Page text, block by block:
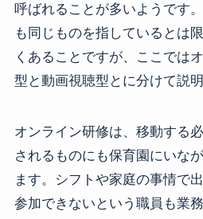
呼ばれることが多いようです
も同じものを指しているとは
くあることですが、ここでは
型と動画視聴型とに分けて説明
オンライン研修は、移動する
されるものにも保育園にいな
ます。シフトや家庭の事情で
参加できないという職員も業